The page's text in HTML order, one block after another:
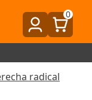
0
radical